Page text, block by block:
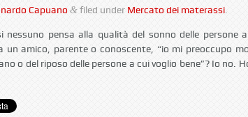
Capuano &filed under Mercato dei materassi.
nessuno pensa alla qualità del sonno delle persone
un amico, parente o conoscente, “io mi preoccupo
o del riposo delle persone a cui voglio bene”? Io no.